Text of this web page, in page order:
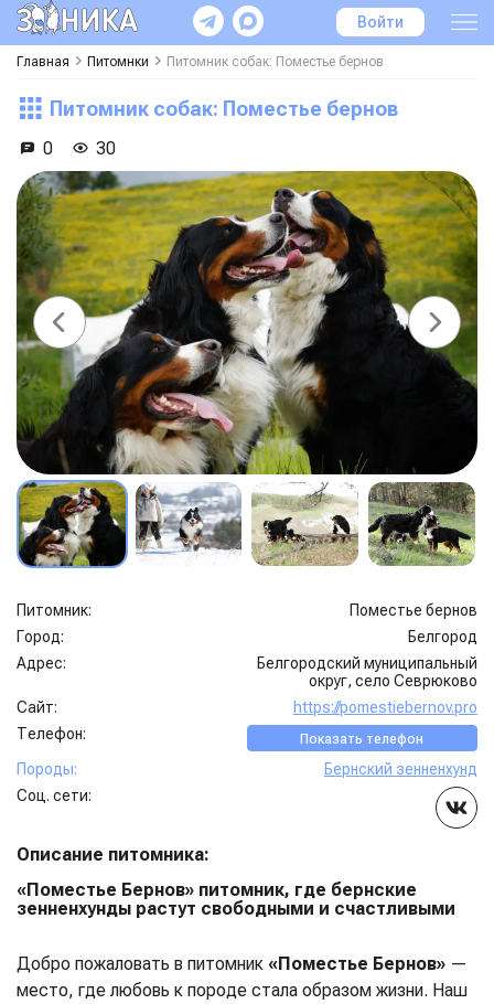
Войти
Главная Питомнки Питомник собак: Поместье бернов
Питомник собак: Поместье бернов
0 30
Питомник:
Поместье бернов
Город:
Белгород
Адрес:
Белгородский муниципальный
округ, село Севрюково
Сайт:
https://pomestiebernov.pro
Телефон:
Показать телефон
Породы:
Бернский зенненхунд
Соц. сети:
Описание питомника:
«Поместье Бернов» питомник, где бернские
зенненхунды растут свободными и счастливыми
Добро пожаловать в питомник «Поместье Бернов» —
место, где любовь к породе стала образом жизни. Наш